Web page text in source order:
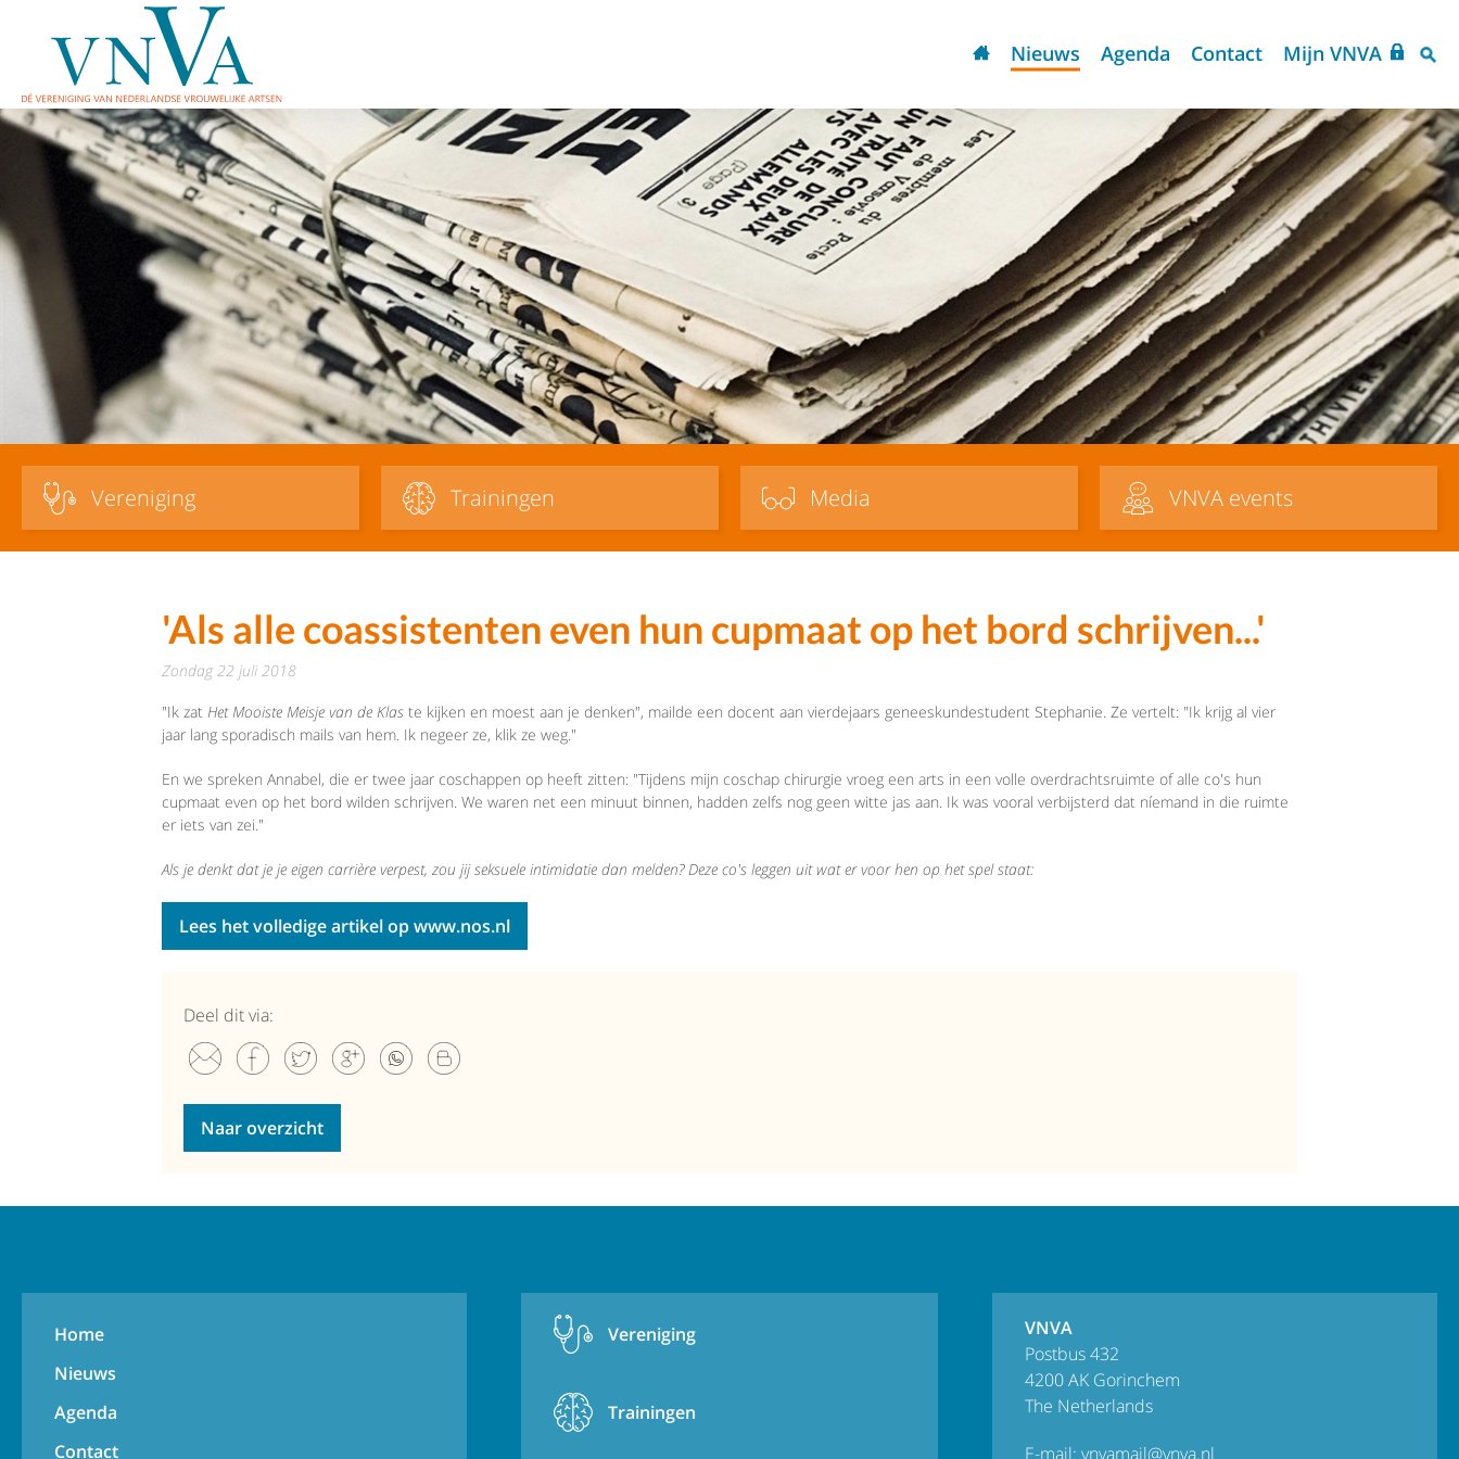
Nieuws Agenda Contact Mijn VNVA
Vereniging Trainingen Media VNVA events
'Als alle coassistenten even hun cupmaat op het bord schrijven...'
zondag 22 juli 2018
"Ik zat Het Mooiste Meisje van de Klas te kijken en moest aan je denken", mailde een docent aan vierdejaars geneeskundestudent Stephanie. Ze vertelt: "Ik krijg al vier
jaar lang sporadisch mails van hem. Ik negeer ze, klik ze weg."
En we spreken Annabel, die er twee jaar coschappen op heeft zitten: "Tijdens mijn coschap chirurgie vroeg een arts in een volle overdrachtsruimte of alle co's hun
cupmaat even op het bord wilden schrijven. We waren net een minuut binnen, hadden zelfs nog geen witte jas aan. Ik was vooral verbijsterd dat níemand in die ruimte
er iets van zei."
Als je denkt dat je je eigen carrière verpest, zou jij seksuele intimidatie dan melden? Deze co's leggen uit wat er voor hen op het spel staat:
Lees het volledige artikel op www.nos.nl
Deel dit via:
Naar overzicht
Home
Nieuws
Agenda
Contact
Vereniging
Trainingen
VNVA
Postbus 432
4200 AK Gorinchem
The Netherlands
E-mail:vnvamail@vnva.nl